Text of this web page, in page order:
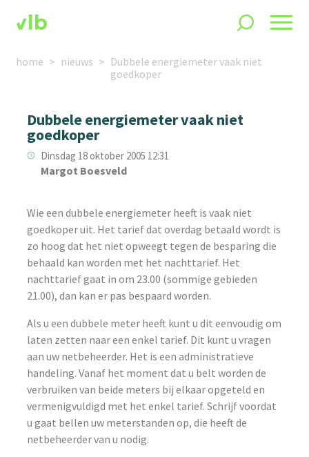
home nieuws
Dubbele energiemeter vaak niet
goedkoper
Dubbele energiemeter vaak niet
goedkoper
Dinsdag 18 oktober 2005 12:31
Margot Boesveld
Wie een dubbele energiemeter heeft is vaak niet
goedkoper uit. Het tarief dat overdag betaald wordt is
zo hoog dat het niet opweegt tegen de besparing die
behaald kan worden met het nachttarief. Het
nachttarief gaat in om 23.00 (sommige gebieden
21.00), dan kan er pas bespaard worden.
Als u een dubbele meter heeft kunt u dit eenvoudig om
laten zetten naar een enkel tarief. Dit kunt u vragen
aan uw netbeheerder. Het is een administratieve
handeling. Vanaf het moment dat u belt worden de
verbruiken van beide meters bij elkaar opgeteld en
vermenigvuldigd met het enkel tarief. Schrijf voordat
u gaat bellen uw meterstanden op, die heeft de
netbeheerder van u nodig.